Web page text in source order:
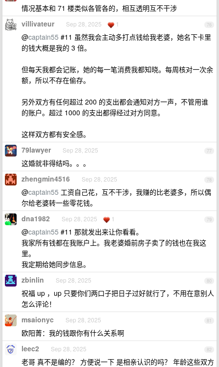
情况基本和 71 楼类似各管各的，相互透明互不干涉
76
villivateur Sep 28, 2025 1
@captain55 #11 虽然我会主动多打点钱给我老婆，她名下卡里
的钱大概是我的 3 倍。
但每天我都会记账，她的每一笔消费我都知晓。每周核对一次余
额，所以不存在偷存。
另外双方有任何超过 200 的支出都会通知对方一声，不管用谁
的账户。超过 1000 的支出都得经过对方同意。
这样双方都有安全感。
77
79lawyer Sep 28, 2025
这婚就非得结吗。。。
78
zhengmin4516 Sep 28, 2025
@captain55 工资自己花，互不干涉，我赚的比老婆多，所以偶
尔给老婆转一些零花钱。
79
dna1982 Sep 28, 2025 1
@captain55 #11 那就发出来让你看看。
我家所有钱都在我账户上。我老婆婚前房子卖了的钱也在我这
里。
我定期给她同步信息。
80
zbinlin Sep 28, 2025
祝福 up ，up 只要你们两口子把日子过好就行了，不用在意别人
怎么评论！
81
msaionyc Sep 28, 2025
欧阳菁：我的钱跟你有什么关系啊
82
leec2 Sep 28, 2025
老哥 真不是编的？ 方便说一下 是相亲认识的吗？ 年龄这些双方